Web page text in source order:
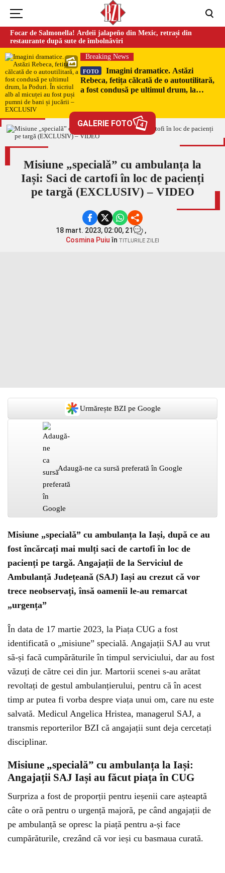
Focar de Salmonella! Ardeii jalapeño din Mexic, retrași din
restaurante după sute de îmbolnăviri
Breaking News
FOTO
Imagini dramatice. Astăzi
Rebeca, fetița călcată de o autoutilitară,
a fost condusă pe ultimul drum, la
EXCLUSIV
GALERIE FOTO 4
Misiune „specială” cu ambulanța la
Iași: Saci de cartofi în loc de pacienți
pe targă (EXCLUSIV) – VIDEO
18 mart. 2023, 02:00, 21
,
Cosmina Puiuîn TITLURILE ZILEI
Urmărește BZI pe Google
Adaugă-ne ca sursă preferată în Google
Misiune „specială” cu ambulanța la Iași, după ce au
fost încărcați mai mulți saci de cartofi în loc de
pacienți pe targă. Angajații de la Serviciul de
Ambulanță Județeană (SAJ) Iași au crezut că vor
trece neobservați, însă oamenii le-au remarcat
„urgența”
În data de 17 martie 2023, la Piața CUG a fost
identificată o „misiune” specială. Angajații SAJ au vrut
să-și facă cumpărăturile în timpul serviciului, dar au fost
văzuți de către cei din jur. Martorii scenei s-au arătat
revoltați de gestul ambulanțierului, pentru că în acest
timp ar putea fi vorba despre viața unui om, care nu este
salvată. Medicul Angelica Hristea, managerul SAJ, a
transmis reporterilor BZI că angajații sunt deja cercetați
disciplinar.
Misiune „specială” cu ambulanța la Iași:
Angajații SAJ Iași au făcut piața în CUG
Surpriza a fost de proporții pentru ieșenii care așteaptă
câte o oră pentru o urgență majoră, pe când angajații de
pe ambulanță se opresc la piață pentru a-și face
cumpărăturile, crezând că vor ieși cu basmaua curată.